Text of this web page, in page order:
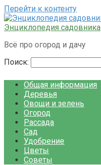
Перейти к контенту
Энциклопедия садовника
Всё про огород и дачу
Поиск:
Общая информация
Деревья
Овощи и зелень
Огород
Рассада
Сад
Удобрение
Цветы
Советы